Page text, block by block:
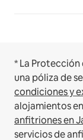
* La
una póliza de
condiciones y
alojamientos
anfitriones en
servicios de